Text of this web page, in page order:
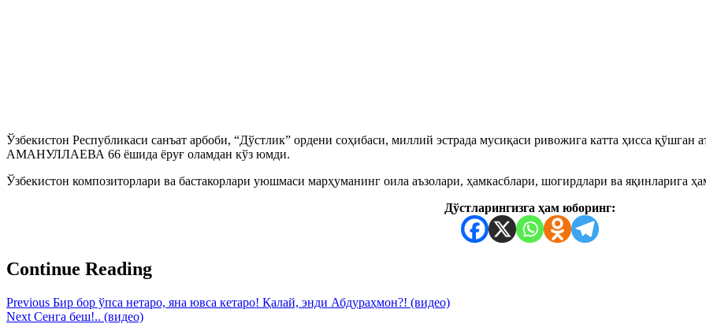
Ўзбекистон Республикаси санъат арбоби, “Дўстлик” ордени соҳибаси, миллий эстрада мусиқаси ривожига катта ҳисса
АМАНУЛЛАЕВА 66 ёшида ёруғ оламдан кўз юмди.
Ўзбекистон композиторлари ва бастакорлари уюшмаси марҳуманинг оила аъзолари, ҳамкасблари, шогирдлари ва яқинларига
Дўстларингизга ҳам юборинг:
Continue Reading
Previous Бир бор ўпса нетаро, яна ювса кетаро! Қалай, энди Абдураҳмон?! (видео)
Next Сенга беш!.. (видео)